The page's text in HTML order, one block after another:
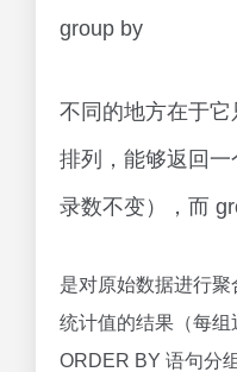
group by
不同的地方在于
排列，能够返回
录数不变），而
是对原始数据进行
统计值的结果（每
ORDER BY 语句分